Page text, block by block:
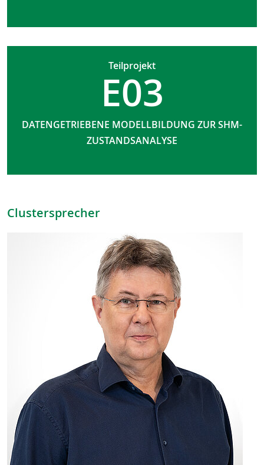
Teilprojekt
E03
DATENGETRIEBENE MODELLBILDUNG ZUR SHM-
ZUSTANDSANALYSE
Clustersprecher